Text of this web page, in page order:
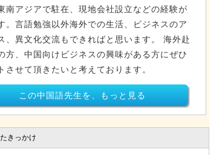
南アジアで駐在、現地会社設立などの経験が
。言語勉強以外海外での生活、ビジネスのア
、異文化交流もできればと思います。 海外赴
方、中国向けビジネスの興味がある方にぜひ
させて頂きたいと考えております。
この中国語先生を、もっと見る
きっかけ